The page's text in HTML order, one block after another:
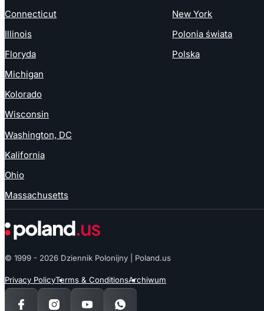
Connecticut
Illinois
Floryda
Michigan
Kolorado
Wisconsin
Washington, DC
Kalifornia
Ohio
Massachusetts
New York
Polonia świata
Polska
© 1999 - 2026 Dziennik Polonijny | Poland.us
Privacy PolicyTerms & ConditionsArchiwum